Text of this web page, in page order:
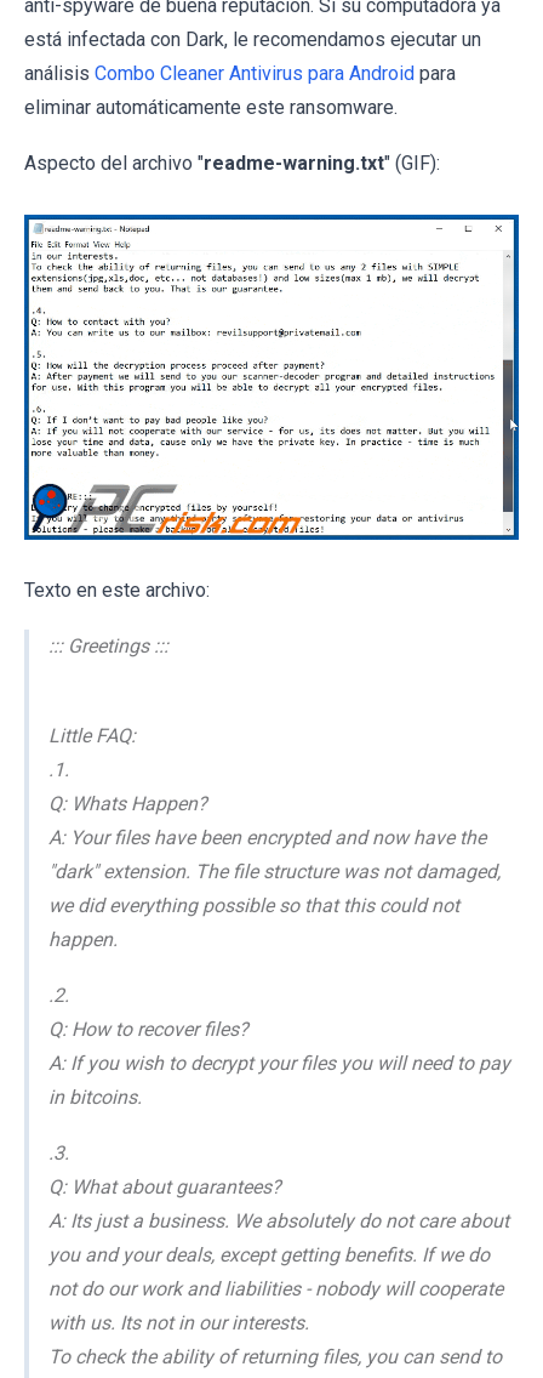
anti-spyware de buena reputación. Si su computadora ya
está infectada con Dark, le recomendamos ejecutar un
análisis Combo Cleaner Antivirus para Android para
eliminar automáticamente este ransomware.
Aspecto del archivo "readme-warning.txt" (GIF):
Texto en este archivo:
::: Greetings :::
Little FAQ:
.1.
Q: Whats Happen?
A: Your files have been encrypted and now have the
"dark" extension. The file structure was not damaged,
we did everything possible so that this could not
happen.
.2.
Q: How to recover files?
A: If you wish to decrypt your files you will need to pay
in bitcoins.
.3.
Q: What about guarantees?
A: Its just a business. We absolutely do not care about
you and your deals, except getting benefits. If we do
not do our work and liabilities - nobody will cooperate
with us. Its not in our interests.
To check the ability of returning files, you can send to